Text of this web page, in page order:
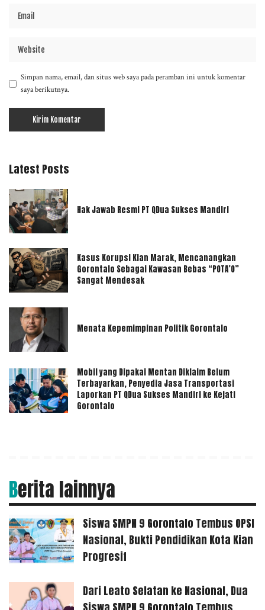
Simpan nama, email, dan situs web saya pada peramban ini untuk komentar
saya berikutnya.
Latest Posts
Hak Jawab Resmi PT QDua Sukses Mandiri
Kasus Korupsi Kian Marak, Mencanangkan
Gorontalo Sebagai Kawasan Bebas “POTA’O”
Sangat Mendesak
Menata Kepemimpinan Politik Gorontalo
Mobil yang Dipakai Mentan Diklaim Belum
Terbayarkan, Penyedia Jasa Transportasi
Laporkan PT QDua Sukses Mandiri ke Kejati
Gorontalo
Berita lainnya
Siswa SMPN 9 Gorontalo Tembus OPSI
Nasional, Bukti Pendidikan Kota Kian
Progresif
Dari Leato Selatan ke Nasional, Dua